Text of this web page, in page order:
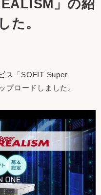
」の紹
た。
ス「SOFIT Super
プロードしました。